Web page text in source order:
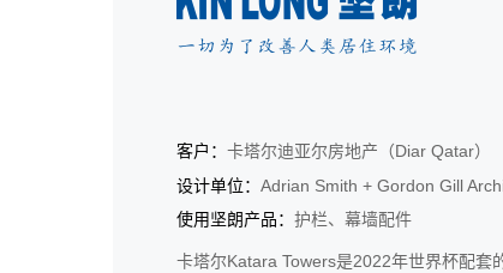
客户： 卡塔尔迪亚尔房地产（Diar Qatar）
设计单位： Adrian Smith + Gordon Gill
使用坚朗产品： 护栏、幕墙配件
卡塔尔Katara Towers是2022年世界杯配套